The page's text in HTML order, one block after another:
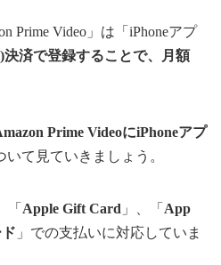
Prime Video」は「iPhoneアプ
決済で登録することで、月額
Prime VideoにiPhoneアプ
いて見ていきましょう。
「 Apple Gift Card 」、「 App
」での支払いに対応していま